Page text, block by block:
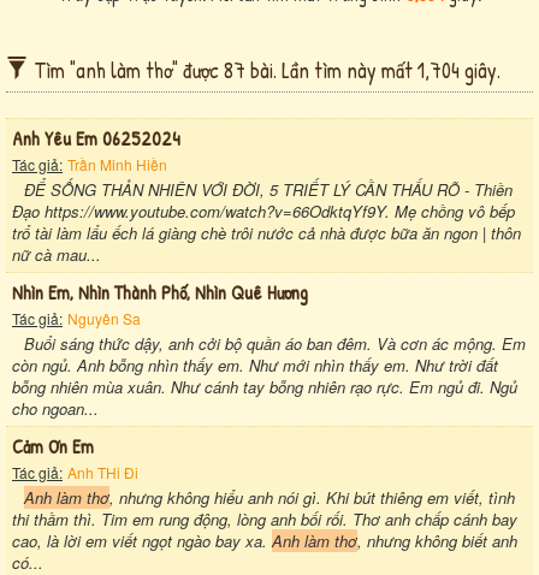
Tìm "anh làm thơ" được 87 bài. Lần tìm này mất 1,704 giây.
Anh Yêu Em 06252024
Tác giả: Trần Minh Hiền
ĐỂ SỐNG THẢN NHIÊN VỚI ĐỜI, 5 TRIẾT LÝ CẦN THẤU RÕ - Thiền
Đạo https://www.youtube.com/watch?v=66OdktqYf9Y. Mẹ chồng vô bếp
trổ tài làm lẩu ếch lá giàng chè trôi nước cả nhà được bữa ăn ngon | thôn
nữ cà mau...
Nhìn Em, Nhìn Thành Phố, Nhìn Quê Hương
Tác giả: Nguyên Sa
Buổi sáng thức dậy, anh cởi bộ quần áo ban đêm. Và cơn ác mộng. Em
còn ngủ. Anh bỗng nhìn thấy em. Như mới nhìn thấy em. Như trời đất
bỗng nhiên mùa xuân. Như cánh tay bỗng nhiên rạo rực. Em ngủ đi. Ngủ
cho ngoan...
Cảm Ơn Em
Tác giả: Anh THi Đi
Anh làm thơ, nhưng không hiểu anh nói gì. Khi bút thiêng em viết, tình
thi thầm thì. Tim em rung động, lòng anh bối rối. Thơ anh chấp cánh bay
cao, là lời em viết ngọt ngào bay xa. Anh làm thơ, nhưng không biết anh
có...